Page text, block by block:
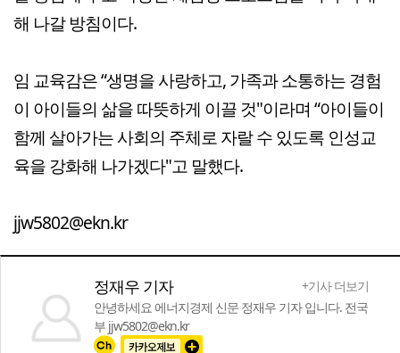
해 나갈 방침이다.
임 교육감은 “생명을 사랑하고, 가족과 소통하는 경험
이 아이들의 삶을 따뜻하게 이끌 것"이라며 “아이들이
함께 살아가는 사회의 주체로 자랄 수 있도록 인성교
육을 강화해 나가겠다"고 말했다.
jjw5802@ekn.kr
정재우 기자
+기사 더보기
안녕하세요 에너지경제 신문 정재우 기자 입니다. 전국
부 jjw5802@ekn.kr